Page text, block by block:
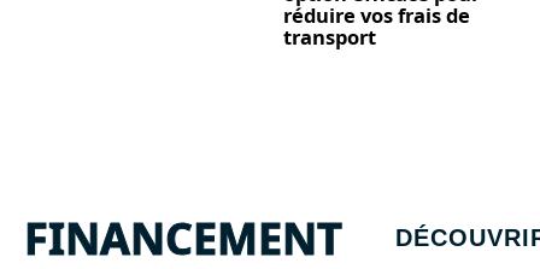
réduire vos frais de
transport
FINANCEMENT